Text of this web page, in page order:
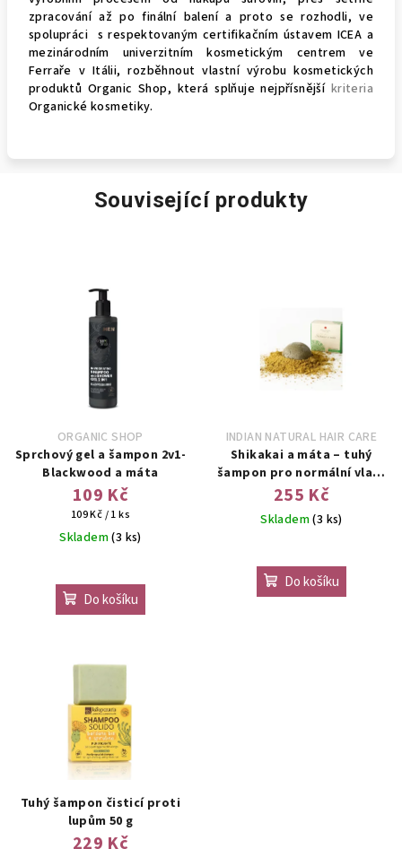
zpracování až po finální balení a proto se rozhodli, ve
spolupráci s respektovaným certifikačním ústavem ICEA a
mezinárodním univerzitním kosmetickým centrem ve
Ferraře v Itálii, rozběhnout vlastní výrobu kosmetických
produktů Organic Shop, která splňuje nejpřísnější kriteria
Organické kosmetiky.
Související produkty
ORGANIC SHOP
Sprchový gel a šampon 2v1-
Blackwood a máta
109 Kč
Měrná
cena:
109 Kč / 1 ks
Skladem(3 ks)
Do košíku
INDIAN NATURAL HAIR CARE
Shikakai a máta – tuhý
šampon pro normální vlasy
se sklonem k lupům 60g
255 Kč
Skladem(3 ks)
hodnocení
produktu
je
Do košíku
Tuhý šampon čisticí proti
lupům 50 g
229 Kč